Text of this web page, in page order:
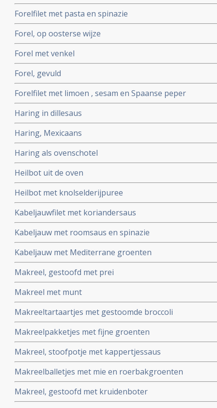
Forelfilet met pasta en spinazie
Forel, op oosterse wijze
Forel met venkel
Forel, gevuld
Forelfilet met limoen , sesam en Spaanse peper
Haring in dillesaus
Haring, Mexicaans
Haring als ovenschotel
Heilbot uit de oven
Heilbot met knolselderijpuree
Kabeljauwfilet met koriandersaus
Kabeljauw met roomsaus en spinazie
Kabeljauw met Mediterrane groenten
Makreel, gestoofd met prei
Makreel met munt
Makreeltartaartjes met gestoomde broccoli
Makreelpakketjes met fijne groenten
Makreel, stoofpotje met kappertjessaus
Makreelballetjes met mie en roerbakgroenten
Makreel, gestoofd met kruidenboter